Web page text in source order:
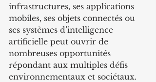
infrastructures, ses applications
mobiles, ses objets connectés ou
ses systèmes d’intelligence
artificielle peut ouvrir de
nombreuses opportunités
répondant aux multiples défis
environnementaux et sociétaux.